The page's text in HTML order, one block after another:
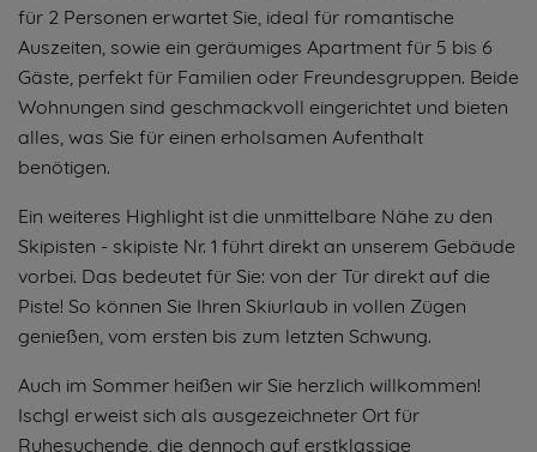
für 2 Personen erwartet Sie, ideal für romantische
Auszeiten, sowie ein geräumiges Apartment für 5 bis 6
Gäste, perfekt für Familien oder Freundesgruppen. Beide
Wohnungen sind geschmackvoll eingerichtet und bieten
alles, was Sie für einen erholsamen Aufenthalt
benötigen.
Ein weiteres Highlight ist die unmittelbare Nähe zu den
Skipisten - skipiste Nr. 1 führt direkt an unserem Gebäude
vorbei. Das bedeutet für Sie: von der Tür direkt auf die
Piste! So können Sie Ihren Skiurlaub in vollen Zügen
genießen, vom ersten bis zum letzten Schwung.
Auch im Sommer heißen wir Sie herzlich willkommen!
Ischgl erweist sich als ausgezeichneter Ort für
Ruhesuchende, die dennoch auf erstklassige